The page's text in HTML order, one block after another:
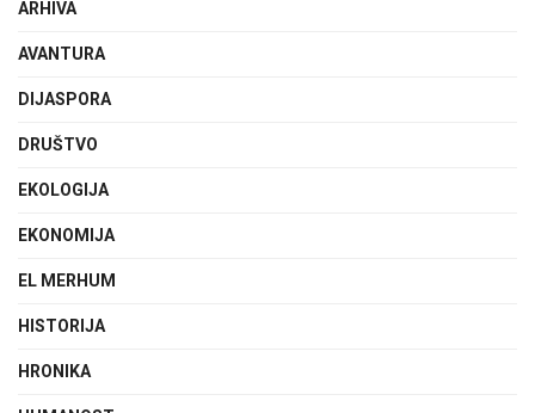
ARHIVA
AVANTURA
DIJASPORA
DRUŠTVO
EKOLOGIJA
EKONOMIJA
EL MERHUM
HISTORIJA
HRONIKA